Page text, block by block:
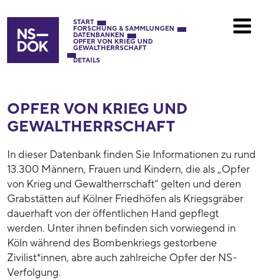
START
FORSCHUNG & SAMMLUNGEN
DATENBANKEN
OPFER VON KRIEG UND
GEWALTHERRSCHAFT
DETAILS
OPFER VON KRIEG UND
GEWALTHERRSCHAFT
In dieser Datenbank finden Sie Informationen zu rund
13.300 Männern, Frauen und Kindern, die als „Opfer
von Krieg und Gewaltherrschaft“ gelten und deren
Grabstätten auf Kölner Friedhöfen als Kriegsgräber
dauerhaft von der öffentlichen Hand gepflegt
werden. Unter ihnen befinden sich vorwiegend in
Köln während des Bombenkriegs gestorbene
Zivilist*innen, abre auch zahlreiche Opfer der NS-
Verfolgung.